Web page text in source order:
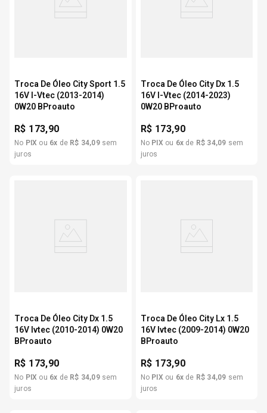
Troca De Óleo City Sport 1.5
16V I-Vtec (2013-2014)
0W20 BProauto
R$ 173,90
No PIX ou 6x de R$ 34,09sem
juros
Troca De Óleo City Dx 1.5
16V I-Vtec (2014-2023)
0W20 BProauto
R$ 173,90
No PIX ou 6xde R$ 34,09 sem
juros
Troca De Óleo City Dx 1.5
16V Ivtec (2010-2014) 0W20
BProauto
R$ 173,90
No PIX ou 6x de R$ 34,09sem
juros
Troca De Óleo City Lx 1.5
16V Ivtec (2009-2014) 0W20
BProauto
R$ 173,90
No PIX ou 6xde R$ 34,09 sem
juros